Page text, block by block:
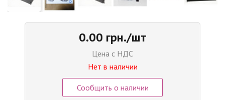
0.00 грн./шт
Цена с НДС
Нет в наличии
Сообщить о наличии